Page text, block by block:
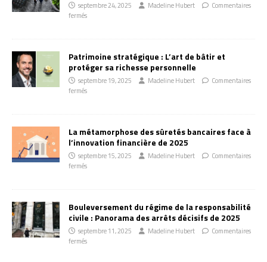
septembre 24, 2025 Madeline Hubert
Commentaires
fermés
Patrimoine stratégique : L’art de bâtir et
protéger sa richesse personnelle
septembre 19, 2025 Madeline Hubert
Commentaires
fermés
La métamorphose des sûretés bancaires face à
l’innovation financière de 2025
septembre 15, 2025 Madeline Hubert
Commentaires
fermés
Bouleversement du régime de la responsabilité
civile : Panorama des arrêts décisifs de 2025
septembre 11, 2025 Madeline Hubert
Commentaires
fermés